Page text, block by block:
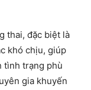
thai, đặc biệt là
khó chịu, giúp
tình trạng phù
gia khuyến